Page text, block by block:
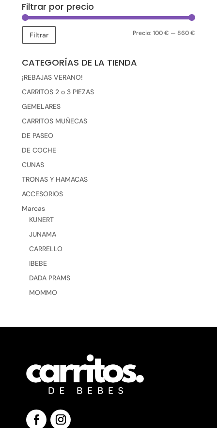
Filtrar por precio
Filtrar Precio:100 € —860 €
CATEGORÍAS DE LA TIENDA
¡REBAJAS VERANO!
CARRITOS 2 o 3 PIEZAS
GEMELARES
CARRITOS MUÑECAS
DE PASEO
DE COCHE
CUNAS
TRONAS Y HAMACAS
ACCESORIOS
Marcas
KUNERT
JUNAMA
CARRELLO
IBEBE
DADA PRAMS
MOMMO